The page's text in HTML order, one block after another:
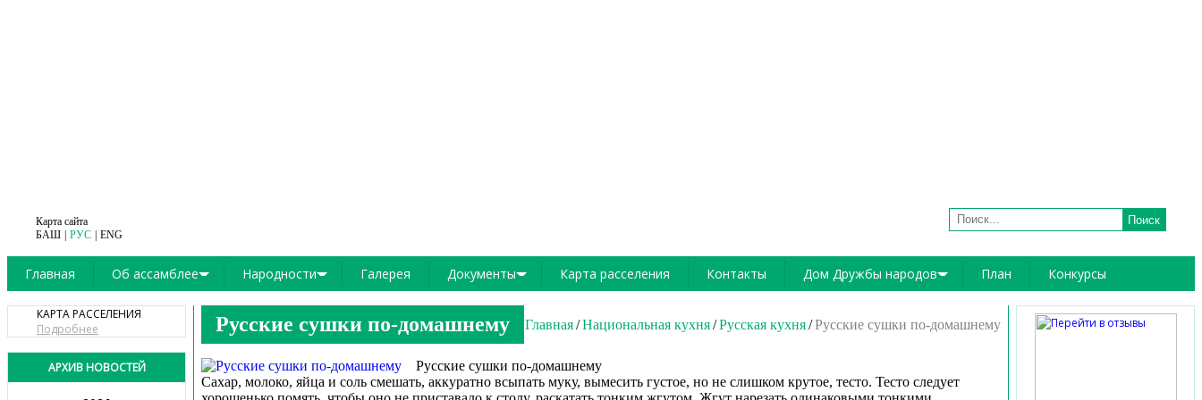
Карта сайта
БАШ
РУС ENG
Поиск
Главная Об ассамблее
Ассамблея сегодня
Историческая справка
Направления деятельности
Структура
Народности
Русские
Башкиры
Татары
Чуваши
Галерея Документы
Законы, постановления, др
Положения
Другое
Карта расселения Контакты Дом Дружбы народов
Структура
План Конкурсы
КАРТА РАССЕЛЕНИЯ
Подробнее
АРХИВ НОВОСТЕЙ
Русские сушки по-домашнему Главная Национальная кухня Русская кухня Русские сушки по-домашнему
Русские сушки по-домашнему
Сахар, молоко, яйца и соль смешать, аккуратно всыпать муку, вымесить густое, но не слишком крутое, тесто. Тесто следует